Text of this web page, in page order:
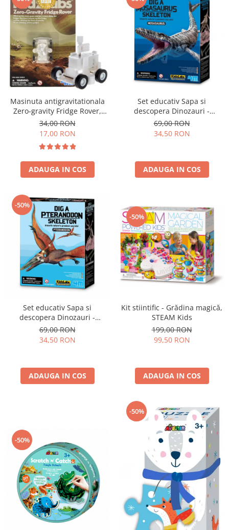
Masinuta antigravitationala
Zero-gravity Fridge Rover,
KidzLabs
34,00 RON
17,00 RON
ADAUGA IN COS
Set educativ Sapa si
descopera Dinozauri -
Mosasaurus
69,00 RON
34,50 RON
ADAUGA IN COS
-50%
Set educativ Sapa si
descopera Dinozauri -
Pteranodon
69,00 RON
34,50 RON
ADAUGA IN COS
-50%
Kit stiintific - Grădina magică,
STEAM Kids
199,00 RON
99,50 RON
ADAUGA IN COS
-50%
-50%